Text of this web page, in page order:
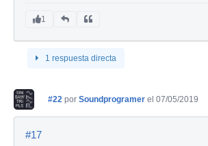
1
1 respuesta directa
#22 por Soundprogramer el 07/05/2019
#17